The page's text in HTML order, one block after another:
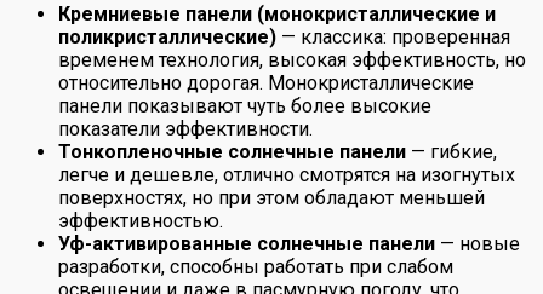
Кремниевые панели (монокристаллические и
поликристаллические) — классика: проверенная
временем технология, высокая эффективность, но
относительно дорогая. Монокристаллические
панели показывают чуть более высокие
показатели эффективности.
Тонкопленочные солнечные панели — гибкие,
легче и дешевле, отлично смотрятся на изогнутых
поверхностях, но при этом обладают меньшей
эффективностью.
Уф-активированные солнечные панели — новые
разработки, способны работать при слабом